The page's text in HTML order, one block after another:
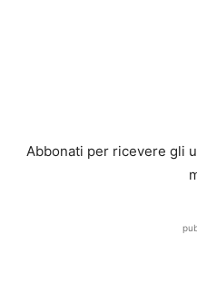
Abbonati per ricevere gli